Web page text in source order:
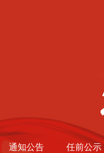
通知公告 任前公示